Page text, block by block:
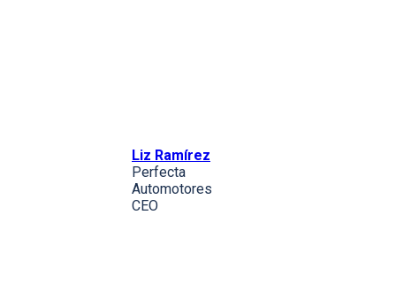
Liz Ramírez
Perfecta
Automotores
CEO